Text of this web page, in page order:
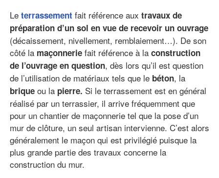
Le terrassement fait référence aux travaux de
préparation d’un sol en vue de recevoir un ouvrage
(décaissement, nivellement, remblaiement…). De son
côté la maçonnerie fait référence à la construction
de l’ouvrage en question, dès lors qu’il est question
de l’utilisation de matériaux tels que le béton, la
brique ou la pierre. Si le terrassement est en général
réalisé par un terrassier, il arrive fréquemment que
pour un chantier de maçonnerie tel que la pose d’un
mur de clôture, un seul artisan intervienne. C’est alors
généralement le maçon qui est privilégié puisque la
plus grande partie des travaux concerne la
construction du mur.